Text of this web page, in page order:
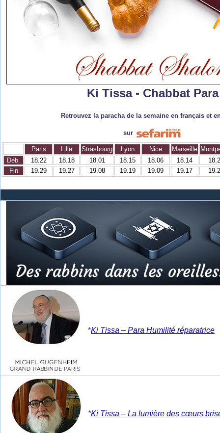
Ki Tissa - Chabbat Para
Retrouvez la paracha de la semaine en français et
sur
Paris Lille Strasbourg Lyon Nice Marseille
Déb.
18.22 18.18 18.01 18.15 18.06 18.14
Fin
19.29 19.27 19.08 19.19 19.09 19.17
*Ki Tissa – Para Humilité réparatrice
*Ki Tissa – La lumière des cœurs